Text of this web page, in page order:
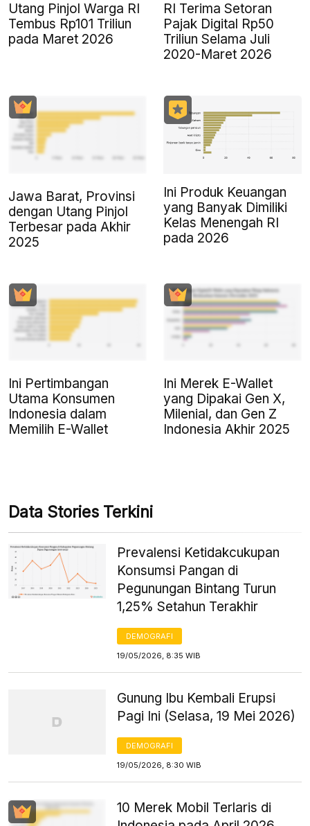
Utang Pinjol Warga RI
Tembus Rp101 Triliun
pada Maret 2026
RI Terima Setoran
Pajak Digital Rp50
Triliun Selama Juli
2020-Maret 2026
Jawa Barat, Provinsi
dengan Utang Pinjol
Terbesar pada Akhir
2025
Ini Produk Keuangan
yang Banyak Dimiliki
Kelas Menengah RI
pada 2026
Ini Pertimbangan
Utama Konsumen
Indonesia dalam
Memilih E-Wallet
Ini Merek E-Wallet
yang Dipakai Gen X,
Milenial, dan Gen Z
Indonesia Akhir 2025
Data Stories Terkini
Prevalensi Ketidakcukupan
Konsumsi Pangan di
Pegunungan Bintang Turun
1,25% Setahun Terakhir
DEMOGRAFI
19/05/2026, 8:35 WIB
Gunung Ibu Kembali Erupsi
Pagi Ini (Selasa, 19 Mei 2026)
DEMOGRAFI
19/05/2026, 8:30 WIB
10 Merek Mobil Terlaris di